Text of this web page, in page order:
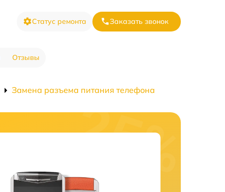
Статус ремонта Заказать звонок
Отзывы
Замена разъема питания телефона